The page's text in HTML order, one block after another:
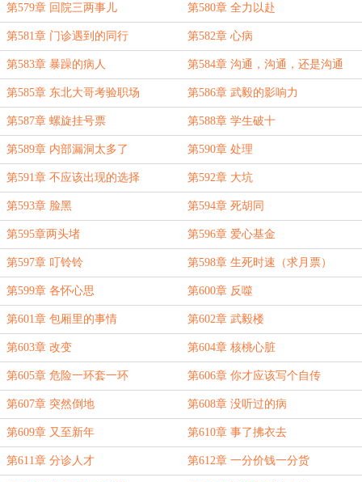
第579章 回院三两事儿 第580章 全力以赴
第581章 门诊遇到的同行 第582章 心病
第583章 暴躁的病人 第584章 沟通，沟通，还是沟通
第585章 东北大哥考验职场 第586章 武毅的影响力
第587章 螺旋挂号票 第588章 学生破十
第589章 内部漏洞太多了 第590章 处理
第591章 不应该出现的选择 第592章 大坑
第593章 脸黑 第594章 死胡同
第595章两头堵 第596章 爱心基金
第597章 叮铃铃 第598章 生死时速（求月票）
第599章 各怀心思 第600章 反噬
第601章 包厢里的事情 第602章 武毅楼
第603章 改变 第604章 核桃心脏
第605章 危险一环套一环 第606章 你才应该写个自传
第607章 突然倒地 第608章 没听过的病
第609章 又至新年 第610章 事了拂衣去
第611章 分诊人才 第612章 一分价钱一分货